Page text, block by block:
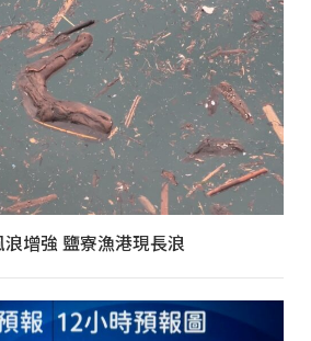
增強 鹽寮漁港現長浪